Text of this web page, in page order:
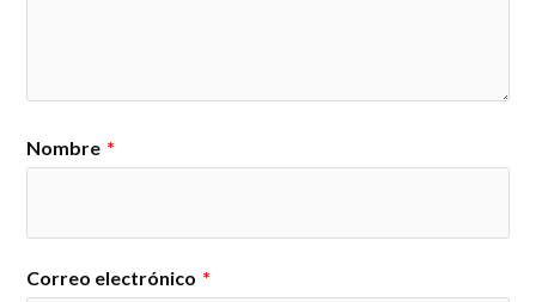
Nombre *
Correo electrónico *